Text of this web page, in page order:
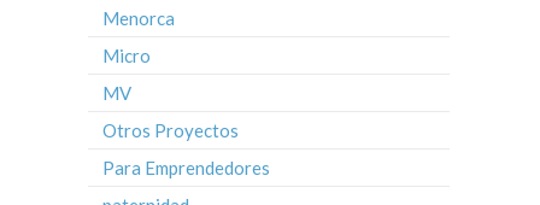
Menorca
Micro
MV
Otros Proyectos
Para Emprendedores